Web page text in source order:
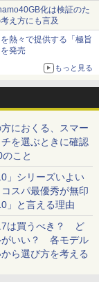
化は検証のた
え方にも言及
熱々で提供する「極旨
発売
もっと見る
におくる、スマー
チを選ぶときに確認
のこと
」シリーズいよい
スパ最優秀が無印
」と言える理由
は買うべき？ ど
がいい？ 各モデル
ら選び方を考える